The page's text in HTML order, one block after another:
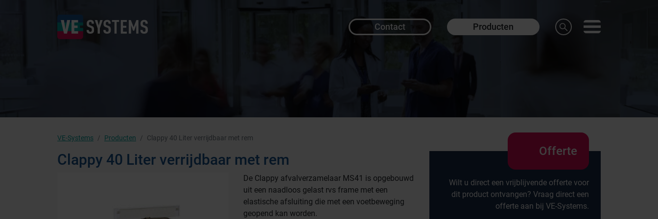
Contact Producten
VE-Systems Producten Clappy 40 Liter verrijdbaar met rem
Clappy 40 Liter verrijdbaar met rem
De Clappy afvalverzamelaar MS41 is opgebouwd
uit een naadloos gelast rvs frame met een
elastische afsluiting die met een voetbeweging
geopend kan worden.
Offerte
Wilt u direct een vrijblijvende offerte voor
dit product ontvangen? Vraag direct een
offerte aan bij VE-Systems.